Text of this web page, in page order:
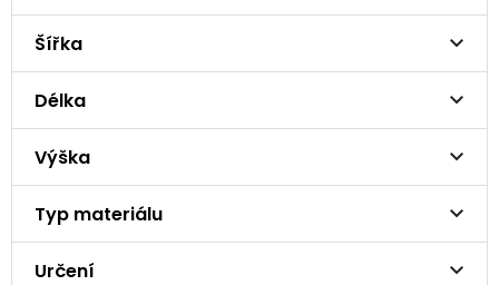
Šířka
Délka
Výška
Typ materiálu
Určení